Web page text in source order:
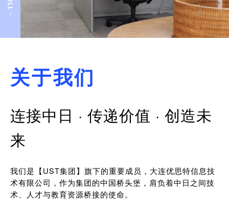
关于我们
连接中日 · 传递价值 · 创造未
来
我们是【UST集团】旗下的重要成员，大连优思特信息技
术有限公司，作为集团的中国桥头堡，肩负着中日之间技
术、人才与教育资源桥接的使命。